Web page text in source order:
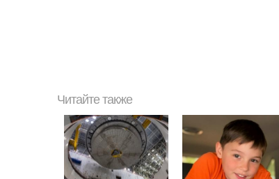
Читайте также